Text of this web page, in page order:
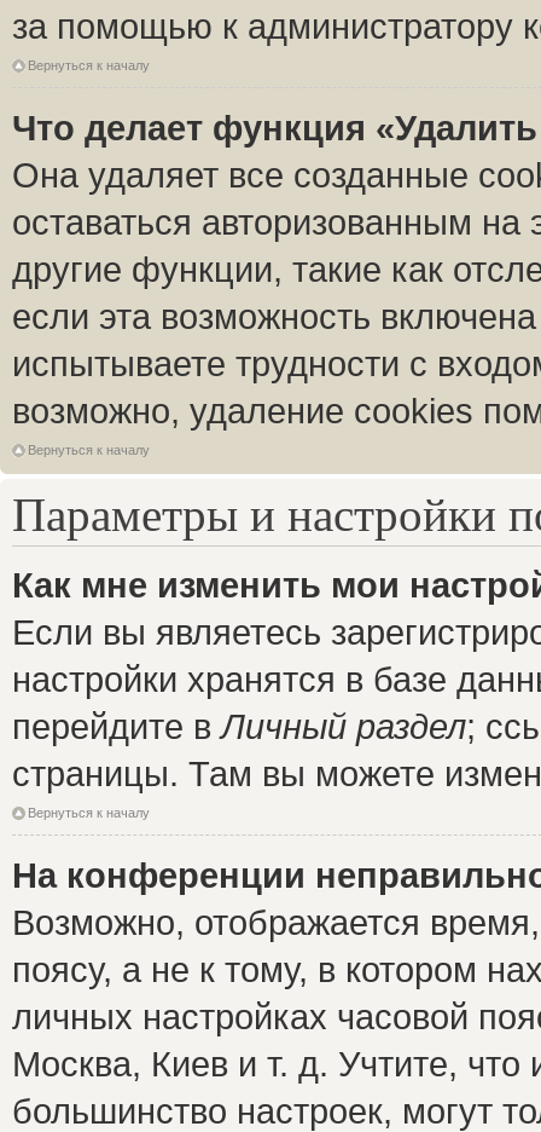
за помощью к администратору
Вернуться к началу
Что делает функция
Она удаляет все созданные
оставаться авторизованным
другие функции, такие как
если эта возможность
испытываете трудности с
возможно, удаление cookies
Вернуться к началу
Параметры и настройки
Как мне изменить мои
Если вы являетесь
настройки хранятся в базе
перейдите вЛичный раздел;
страницы. Там вы можете
Вернуться к началу
На конференции
Возможно, отображается
поясу, а не к тому, в котором
личных настройках часовой
Москва, Киев и т. д. Учтите, что
большинство настроек, могут